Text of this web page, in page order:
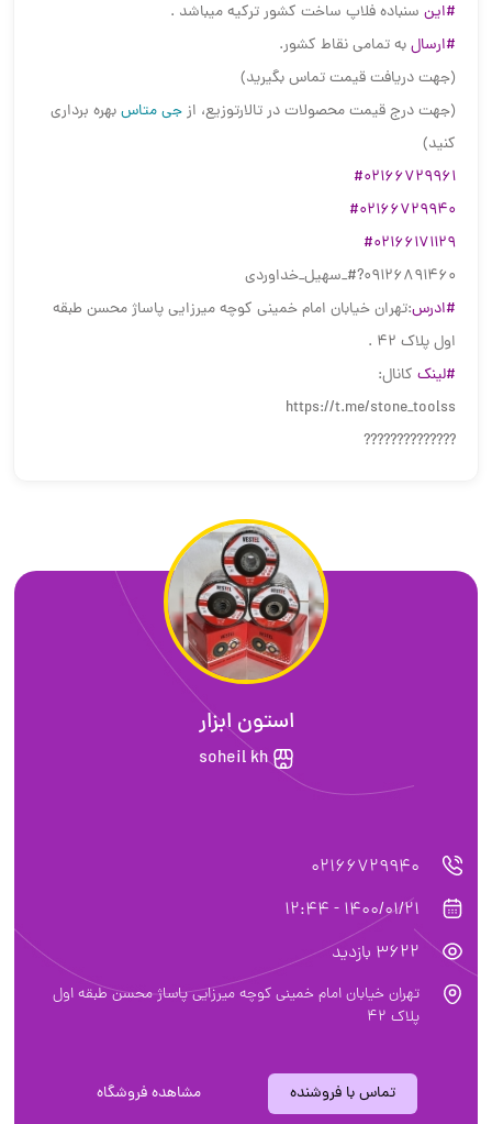
#این سنباده فلاپ ساخت کشور ترکیه میباشد .
#ارسالبه تمامی نقاط کشور.
(جهت دریافت قیمت تماس بگیرید)
(جهت درج قیمت محصولات در تالارتوزیع، ازجی متاسبهره برداری
کنید)
#02166729961
#02166729940
#02166171129
‎#?09126891460_سهیل_خداوردی
#ادرس:تهران خیابان امام خمینی کوچه میرزایی پاساژ محسن طبقه
اول پلاک ۴۲ .
#لینک کانال:
https://t.me/stone_toolss
??????????????
استون ابزار
soheil kh
02166729940
1400/01/21 - 12:44
3622 بازدید
تهران خیابان امام خمینی کوچه میرزایی پاساژ محسن طبقه اول
پلاک ۴۲
تماس با فروشنده مشاهده فروشگاه